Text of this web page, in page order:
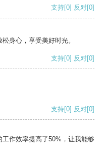
支持[0] 反对[0]
身心，享受美好时光。
支持[0] 反对[0]
支持[0] 反对[0]
作效率提高了50%，让我能够